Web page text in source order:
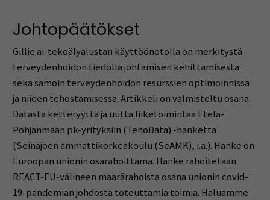
Johtopäätökset
Gillie.ai-tekoälyalustan käyttöönotolla on merkitystä
terveydenhoidon tiedolla johtamisen kehittämisestä
sekä samoin terveydenhoidon resurssien optimoinnissa
ja niiden tehostamisessa. Artikkeli on valmisteltu osana
Datasta ketteryyttä ja uutta liiketoimintaa Etelä-
Pohjanmaan pk-yrityksiin (TehoData) -hanketta
(Seinäjoen ammattikorkeakoulu (SeAMK), i.a.). Hanke on
Euroopan unionin osarahoittama. Hanke rahoitetaan
REACT-EU-välineen määrärahoista osana unionin covid-
19-pandemian johdosta toteuttamia toimia. Haluamme